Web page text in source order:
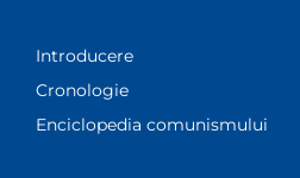
Introducere
Cronologie
Enciclopedia comunismului